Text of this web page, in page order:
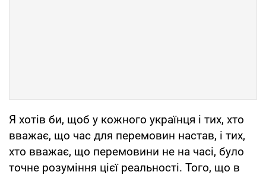
Я хотів би, щоб у кожного українця і тих, хто
вважає, що час для перемовин настав, і тих,
хто вважає, що перемовини не на часі, було
точне розуміння цієї реальності. Того, що в